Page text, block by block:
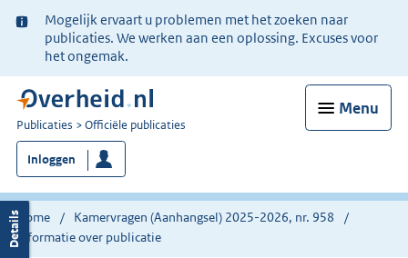
Ter
informatie:
Mogelijk ervaart u problemen met het zoeken naar
publicaties. We werken aan een oplossing. Excuses voor
het ongemak.
Menu
U
bent
nu
hier:
Publicaties Officiële publicaties
Inloggen
Home
Kamervragen (Aanhangsel) 2025-2026, nr. 958
Informatie over publicatie